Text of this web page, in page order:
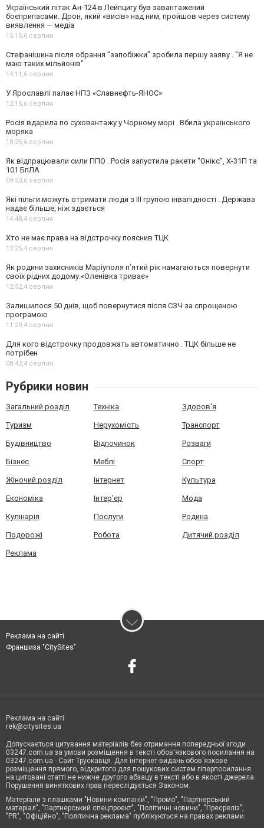
Український літак Ан-124 в Лейпцигу був завантажений
боєприпасами. Дрон, який «висів» над ним, пройшов через систему
виявлення — медіа
15:15,6 серпня
Стефанішина після обрання "запобіжки" зробила першу заяву . "Я не
маю таких мільйонів"
14:11,6 серпня
У Ярославлі палає НПЗ «Славнєфть-ЯНОС»
12:15,6 серпня
Росія вдарила по суховантажу у Чорному морі . Вбила українського
моряка
10:25,6 серпня
Як відпрацювали сили ППО . Росія запустила ракети "Онікс", Х-31П та
101 БпЛА
09:53,6 серпня
Які пільги можуть отримати люди з III групою інвалідності . Держава
надає більше, ніж здається
14:48,4 серпня
Хто не має права на відстрочку пояснив ТЦК
13:25,4 серпня
Як родини захисників Маріуполя пʼятий рік намагаються повернути
своїх рідних додому.«Оленівка триває»
12:52,4 серпня
Залишилося 50 днів, щоб повернутися після СЗЧ за спрощеною
програмою
11:29,4 серпня
Для кого відстрочку продовжать автоматично . ТЦК більше не
потрібен
08:42,4 серпня
Рубрики новин
Загальний розділ Техніка Здоров'я
Туризм Нерухомість Транспорт
Будівництво Відпочинок Розваги
Бізнес Меблі Спорт
Жіночий розділ Інтернет Культура
Економіка Інтер'єр Мода
Кулінарія Послуги Родина
Подорожі Робота Дитячий розділ
Реклама
Реклама на сайті
Франшиза "CitySites"
Реклама на сайті:
rek@citysites.ua
Допускається цитування матеріалів без отримання попередньої згоди
03247.com.ua за умови розміщення в тексті обов'язкового посилання на
03247.com.ua - Сайт Трускавця. Для інтернет-видань обов'язкове
розміщення прямого, відкритого для пошукових систем гіперпосилання
на цитовані статті не нижче другого абзацу в тексті або в якості джерела.
Порушення виняткових прав переслідується Законом.
Матеріали з плашками "Новини компаній", "Промо", "Партнерський
матеріал", "Партнерський спецпроєкт", "Політичні новини", "Пресреліз",
"PR", "Офіційно", "Політична реклама" публікуються на правах реклами.